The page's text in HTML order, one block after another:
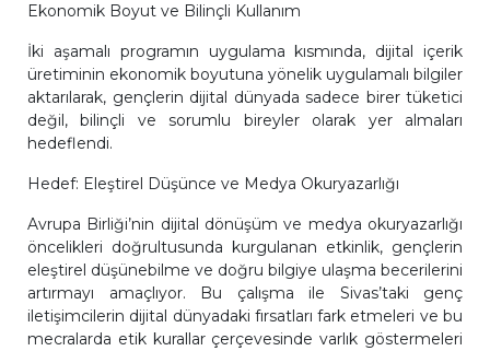
Ekonomik Boyut ve Bilinçli Kullanım
İki aşamalı programın uygulama kısmında, dijital içerik
üretiminin ekonomik boyutuna yönelik uygulamalı bilgiler
aktarılarak, gençlerin dijital dünyada sadece birer tüketici
değil, bilinçli ve sorumlu bireyler olarak yer almaları
hedeflendi.
Hedef: Eleştirel Düşünce ve Medya Okuryazarlığı
Avrupa Birliği’nin dijital dönüşüm ve medya okuryazarlığı
öncelikleri doğrultusunda kurgulanan etkinlik, gençlerin
eleştirel düşünebilme ve doğru bilgiye ulaşma becerilerini
artırmayı amaçlıyor. Bu çalışma ile Sivas’taki genç
iletişimcilerin dijital dünyadaki fırsatları fark etmeleri ve bu
mecralarda etik kurallar çerçevesinde varlık göstermeleri